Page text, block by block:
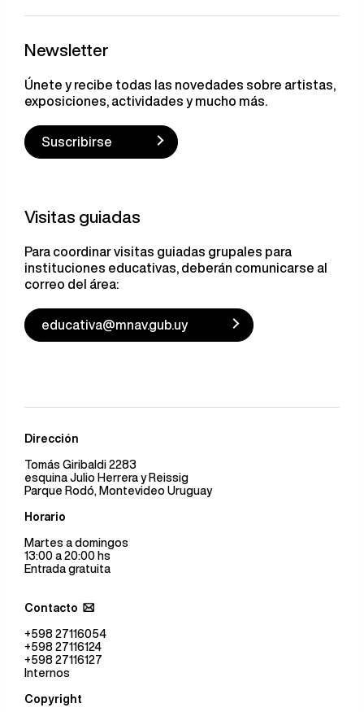
Newsletter
Únete y recibe todas las novedades sobre artistas,
exposiciones, actividades y mucho más.
Suscribirse
Visitas guiadas
Para coordinar visitas guiadas grupales para
instituciones educativas, deberán comunicarse al
correo del área:
educativa@mnav.gub.uy
Dirección
Tomás Giribaldi 2283
esquina Julio Herrera y Reissig
Parque Rodó, Montevideo Uruguay
Horario
Martes a domingos
13:00 a 20:00 hs
Entrada gratuita
Contacto
+598 27116054
+598 27116124
+598 27116127
Internos
Copyright